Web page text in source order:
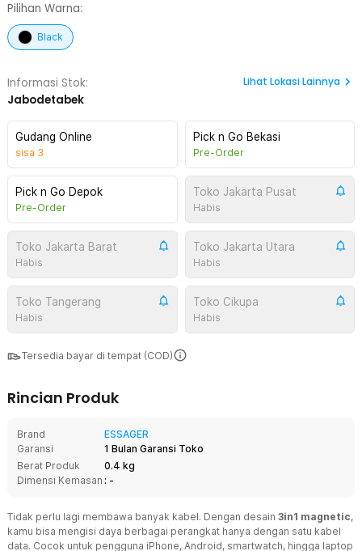
Pilihan Warna:
Black
Informasi Stok:
Jabodetabek
Lihat Lokasi Lainnya
Gudang Online
sisa 3
Pick n Go Bekasi
Pre-Order
Pick n Go Depok
Pre-Order
Toko Jakarta Pusat
Habis
Toko Jakarta Barat
Habis
Toko Jakarta Utara
Habis
Toko Tangerang
Habis
Toko Cikupa
Habis
Tersedia bayar di tempat (COD)
Rincian Produk
Brand
ESSAGER
Garansi
1 Bulan Garansi Toko
Berat Produk
0.4 kg
Dimensi Kemasan : -
Tidak perlu lagi membawa banyak kabel. Dengan desain 3in1 magnetic,
kamu bisa mengisi daya berbagai perangkat hanya dengan satu kabel
data. Cocok untuk pengguna iPhone, Android, smartwatch, hingga laptop